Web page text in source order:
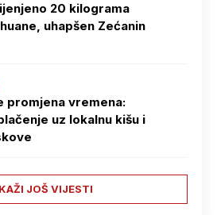
20 kilograma
uhapšen Zećanin
promjena vremena:
uz lokalnu kišu i
JOŠ VIJESTI